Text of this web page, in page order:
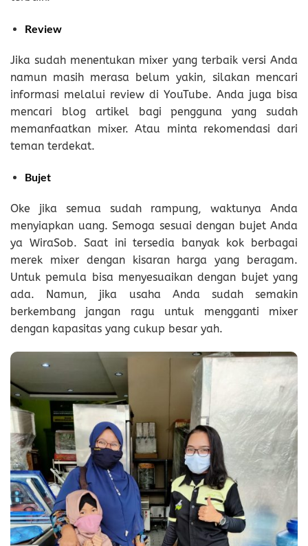
Review
Jika sudah menentukan mixer yang terbaik versi Anda
namun masih merasa belum yakin, silakan mencari
informasi melalui review di YouTube. Anda juga bisa
mencari blog artikel bagi pengguna yang sudah
memanfaatkan mixer. Atau minta rekomendasi dari
teman terdekat.
Bujet
Oke jika semua sudah rampung, waktunya Anda
menyiapkan uang. Semoga sesuai dengan bujet Anda
ya WiraSob. Saat ini tersedia banyak kok berbagai
merek mixer dengan kisaran harga yang beragam.
Untuk pemula bisa menyesuaikan dengan bujet yang
ada. Namun, jika usaha Anda sudah semakin
berkembang jangan ragu untuk mengganti mixer
dengan kapasitas yang cukup besar yah.